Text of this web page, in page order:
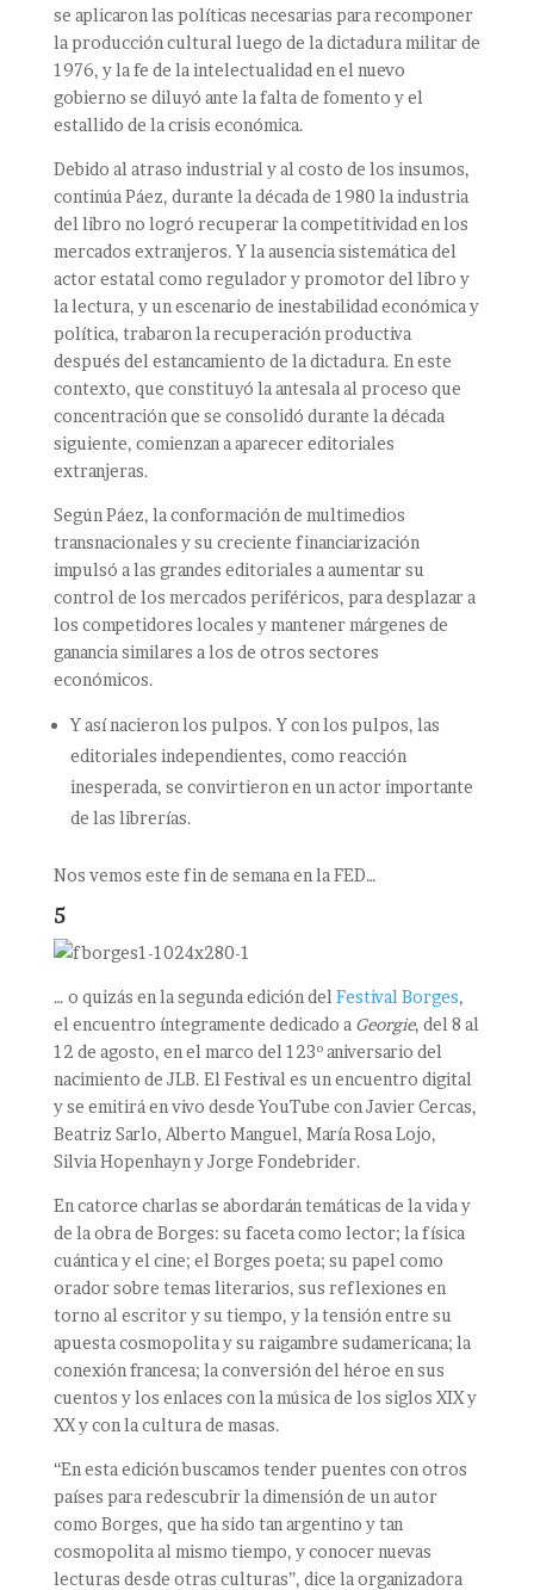
se aplicaron las políticas necesarias para recomponer
la producción cultural luego de la dictadura militar de
1976, y la fe de la intelectualidad en el nuevo
gobierno se diluyó ante la falta de fomento y el
estallido de la crisis económica.
Debido al atraso industrial y al costo de los insumos,
continúa Páez, durante la década de 1980 la industria
del libro no logró recuperar la competitividad en los
mercados extranjeros. Y la ausencia sistemática del
actor estatal como regulador y promotor del libro y
la lectura, y un escenario de inestabilidad económica y
política, trabaron la recuperación productiva
después del estancamiento de la dictadura. En este
contexto, que constituyó la antesala al proceso que
concentración que se consolidó durante la década
siguiente, comienzan a aparecer editoriales
extranjeras.
Según Páez, la conformación de multimedios
transnacionales y su creciente financiarización
impulsó a las grandes editoriales a aumentar su
control de los mercados periféricos, para desplazar a
los competidores locales y mantener márgenes de
ganancia similares a los de otros sectores
económicos.
Y así nacieron los pulpos. Y con los pulpos, las
editoriales independientes, como reacción
inesperada, se convirtieron en un actor importante
de las librerías.
Nos vemos este fin de semana en la FED…
5
… o quizás en la segunda edición del Festival Borges,
el encuentro íntegramente dedicado a Georgie, del 8 al
12 de agosto, en el marco del 123º aniversario del
nacimiento de JLB. El Festival es un encuentro digital
y se emitirá en vivo desde YouTube con Javier Cercas,
Beatriz Sarlo, Alberto Manguel, María Rosa Lojo,
Silvia Hopenhayn y Jorge Fondebrider.
En catorce charlas se abordarán temáticas de la vida y
de la obra de Borges: su faceta como lector; la física
cuántica y el cine; el Borges poeta; su papel como
orador sobre temas literarios, sus reflexiones en
torno al escritor y su tiempo, y la tensión entre su
apuesta cosmopolita y su raigambre sudamericana; la
conexión francesa; la conversión del héroe en sus
cuentos y los enlaces con la música de los siglos XIX y
XX y con la cultura de masas.
“En esta edición buscamos tender puentes con otros
países para redescubrir la dimensión de un autor
como Borges, que ha sido tan argentino y tan
cosmopolita al mismo tiempo, y conocer nuevas
lecturas desde otras culturas”, dice la organizadora